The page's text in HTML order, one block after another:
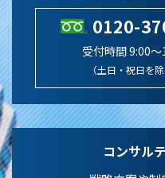
0120-
受付時間 9:00～
（土日・祝日を除
コンサル